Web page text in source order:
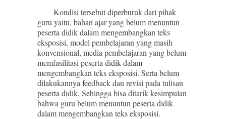
Kondisi tersebut diperburuk dari pihak
guru yaitu, bahan ajar yang belum menuntun
peserta didik dalam mengembangkan teks
eksposisi, model pembelajaran yang masih
konvensional, media pembelajaran yang belum
memfasilitasi peserta didik dalam
mengembangkan teks eksposisi. Serta belum
dilakukannya feedback dan revisi pada tulisan
peserta didik. Sehingga bisa ditarik kesimpulan
bahwa guru belum menuntun peserta didik
dalam mengembangkan teks eksposisi.